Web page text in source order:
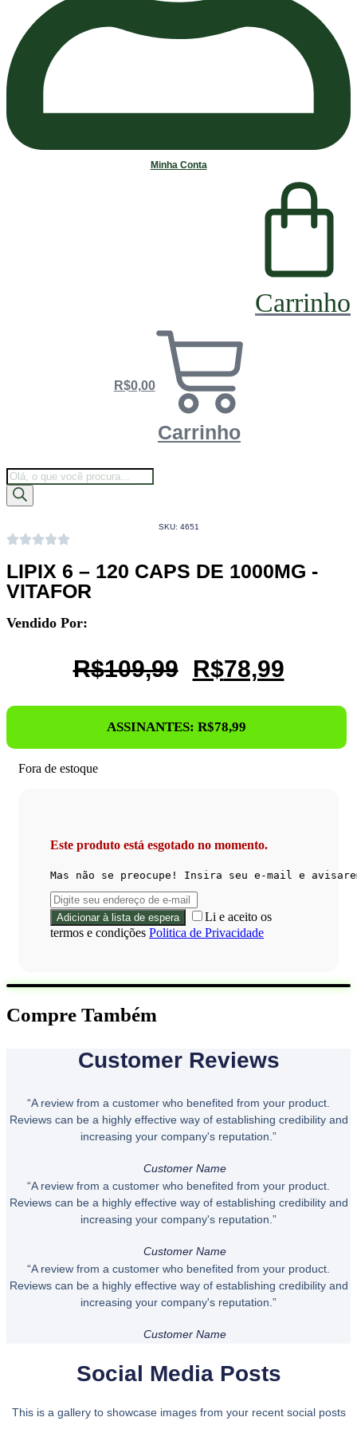
Minha Conta
Carrinho
R$0,00
Carrinho
Assinar o Clube
Pesquisar
produtos
SKU: 4651
LIPIX 6 – 120 CAPS DE 1000MG -
VITAFOR
Vendido Por:
R$109,99
O
Original
Era:
R$78,99O
É:
ASSINANTES:R$78,99
Fora de estoque
Este produto está esgotado no momento.
Mas não se preocupe! Insira seu e-mail e
Li e aceito os
termos e condições Politica de Privacidade
Compre Também
Customer Reviews
“A review from a customer who benefited from your product.
Reviews can be a highly effective way of establishing credibility and
increasing your company's reputation.”
Customer Name
“A review from a customer who benefited from your product.
Reviews can be a highly effective way of establishing credibility and
increasing your company's reputation.”
Customer Name
“A review from a customer who benefited from your product.
Reviews can be a highly effective way of establishing credibility and
increasing your company's reputation.”
Customer Name
Social Media Posts
This is a gallery to showcase images from your recent social posts